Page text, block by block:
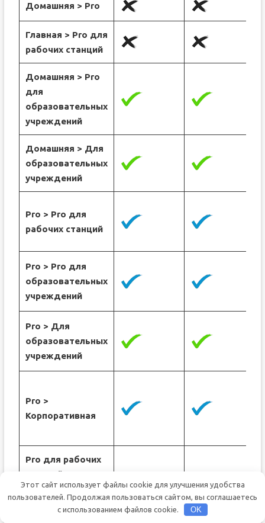
Домашняя > Pro
Главная > Pro для
рабочих станций
Домашняя > Pro
для
образовательных
учреждений
Домашняя > Для
образовательных
учреждений
Pro > Pro для
рабочих станций
Pro > Pro для
образовательных
учреждений
Pro > Для
образовательных
учреждений
Pro >
Корпоративная
Pro для рабочих
станций > Pro
для
образовательных
Этот сайт использует файлы cookie для улучшения удобства
пользователей. Продолжая пользоваться сайтом, вы соглашаетесь
с использованием файлов cookie.
OK